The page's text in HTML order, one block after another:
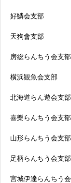
好鱗会支部
天狗會支部
房総らんちう会支部
横浜観魚会支部
北海道らん遊会支部
喜樂らんちう会支部
山形らんちう会支部
足柄らんちう会支部
宮城伊達らんちう